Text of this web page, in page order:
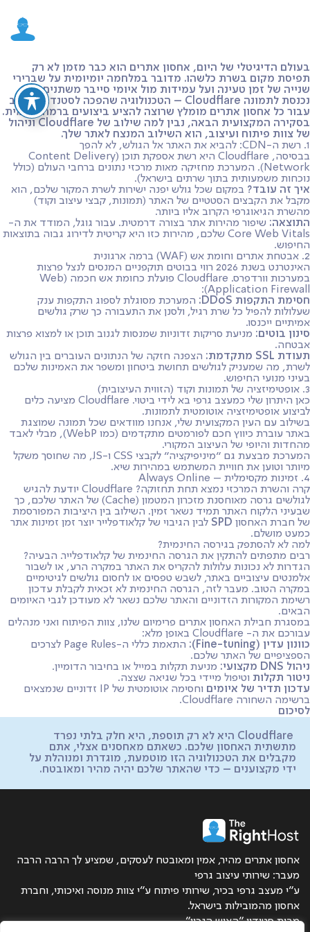
בעולם הדיגיטלי של היום, אחסון אתרים הוא כבר מזמן לא רק
תפיסת מקום בשרת כלשהו. מדובר במלחמה יומיומית על שברירי
שנייה של זמן טעינה ועל עמידות מול איומי סייבר משתנים. כאן
נכנסת לתמונה Cloudflare – הטכנולוגיה שהפכה לסטנדרט הזהב
עבור כל אחסון אתרים מומלץ שרוצה להציע ביצועים ברמה עולמית.
בסקירה המקצועית הבאה, נבין למה שילוב של Cloudflare וניהול
של צוות פיתוח ועיצוב, הוא השילוב המנצח לאתר שלך.
1. רשת ה-CDN: להביא את האתר אל הגולש, לא להפך
בבסיסה, Cloudflare היא רשת אספקת תוכן (Content Delivery
Network). המערכת מחזיקה מאות מרכזי נתונים ברחבי העולם (כולל
נוכחות משמעותית בתוך שרתים בישראל).
איך זה עובד? במקום שכל גולש יפנה ישירות לשרת המקור שלכם, הוא
מקבל את הקבצים הסטטיים של האתר (תמונות, קבצי עיצוב וקוד)
מהשרת הגיאוגרפי הקרוב אליו ביותר.
התוצאה: שיפור מהירות אתר בצורה דרמטית. עבור גוגל, המודד את ה-
Core Web Vitals שלכם, מהירות כזו היא קריטית לדירוג גבוה בתוצאות
החיפוש.
2. אבטחת אתרים וחומת אש (WAF) ברמה ארגונית
האינטרנט בשנת 2026 רווי בבוטים תוקפניים המנסים לנצל פרצות
במערכות וורדפרס. Cloudflare פועלת כחומת אש חכמה (Web
Application Firewall):
חסימת התקפות DDoS:
המערכת מסוגלת לספוג התקפות ענק
שעלולות להפיל כל שרת רגיל, ולסנן את התעבורה כך שרק גולשים
אמיתיים ייכנסו.
סינון בוטים: מניעת סריקות זדוניות שמנסות לגנוב תוכן או למצוא פרצות
אבטחה.
תעודת SSL מתקדמת:
הצפנה חזקה של הנתונים העוברים בין הגולש
לשרת, מה שמעניק לגולשים תחושת ביטחון ומשפר את האמינות שלכם
בעיני מנועי החיפוש.
3. אופטימיזציה של תמונות וקוד (הזווית העיצובית)
כאן היתרון שלי כמעצב גרפי בא לידי ביטוי. Cloudflare מציעה כלים
לביצוע אופטימיזציה אוטומטית לתמונות.
בשילוב עם העין המקצועית שלי, אנחנו מוודאים שכל תמונה שמוצגת
באתר עוברת כיווץ חכם לפורמטים מתקדמים (כמו WebP), מבלי לאבד
מהחדות והיופי של העיצוב המקורי.
המערכת מבצעת גם "מיניפיקציה" לקבצי CSS ו-JS, מה שחוסך משקל
מיותר וטוען את חוויית המשתמש במהירות שיא.
4. זמינות מקסימלית – Always Online
קרה והשרת המרכזי נמצא תחת תחזוקה? Cloudflare יודעת להגיש
לגולשים גרסה מאוחסנת מזכרון המטמון (Cache) של האתר שלכם, כך
שבעיני הלקוח האתר תמיד נשאר זמין. השילוב בין היציבות המפורסמת
של חברת האחסון SPD לבין הגיבוי של קלאודפלייר יוצר זמן זמינות אתר
כמעט מושלם.
למה לא להסתפק בגירסה החינמית?
רבים מתפתים להתקין את הגרסה החינמית של קלאודפלייר. הבעיה?
הגדרות לא נכונות עלולות להקריס את האתר במקרה הרע, או לשבור
אלמנטים עיצוביים באתר, לשבש טפסים או לחסום גולשים לגיטימיים
במקרה הטוב. מעבר לזה, הגרסה החינמית לא זכאית לקבלת עדכון
רשימת המקורות הזדוניים והאתר שלכם נשאר לא מעודכן לגבי האיומים
הבאים.
במסגרת חבילת האחסון אתרים פרימיום שלנו, צוות הפיתוח ואני מנהלים
עבורכם את ה- Cloudflare באופן מלא:
כוונון עדין (Fine-tuning):
התאמת כללי ה-Page Rules לצרכים
הספציפיים של האתר שלכם.
ניהול DNS מקצועי:
מניעת תקלות במייל או בחיבור הדומיין.
ניטור תקלות וטיפול מיידי בכל שגיאה שצצה.
עדכון תדיר של איומים
וחסימה אוטומטית של IP זדוניים שנמצאים
ברשימה השחורה Cloudflare.
לסיכום
Cloudflare היא לא רק תוספת, היא חלק בלתי נפרד
מתשתית האחסון שלכם. כשאתם מאחסנים אצלי, אתם
מקבלים את הטכנולוגיה הזו מוטמעת, מוגדרת ומנוהלת על
ידי מקצוענים – כדי שהאתר שלכם יהיה מהיר ומאובטח.
אחסון אתרים מהיר, אמין ומאובטח לעסקים, שמציע לך הרבה הרבה
מעבר: שירותי עיצוב גרפי
ע״י מעצב גרפי בכיר, שירותי פיתוח ע״י צוות מנוסה ואיכותי, וחברת
אחסון מהמובילות בישראל.
מבית סטודיו ״האיש הנכון״